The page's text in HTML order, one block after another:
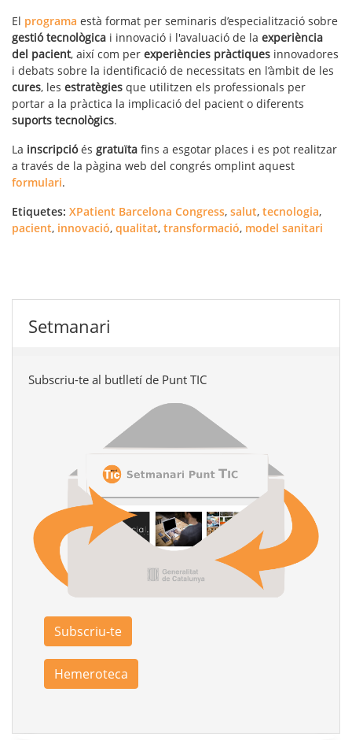
El programa està format per seminaris d’especialització sobre
gestió tecnològica i innovació i l'avaluació de la experiència
del pacient, així com per experiències pràctiques innovadores
i debats sobre la identificació de necessitats en l’àmbit de les
cures, les estratègies que utilitzen els professionals per
portar a la pràctica la implicació del pacient o diferents
suports tecnològics.
La inscripcióés gratuïta fins a esgotar places i es pot realitzar
a través de la pàgina web del congrés omplint aquest
formulari.
Etiquetes: XPatient Barcelona Congress, salut, tecnologia,
pacient, innovació, qualitat, transformació, model sanitari
Setmanari
Subscriu-te al butlletí de Punt TIC
Subscriu-te
Hemeroteca